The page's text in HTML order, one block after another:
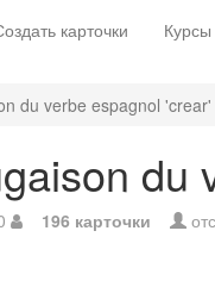
карточки Курсы
du verbe espagnol
du
196 карточки